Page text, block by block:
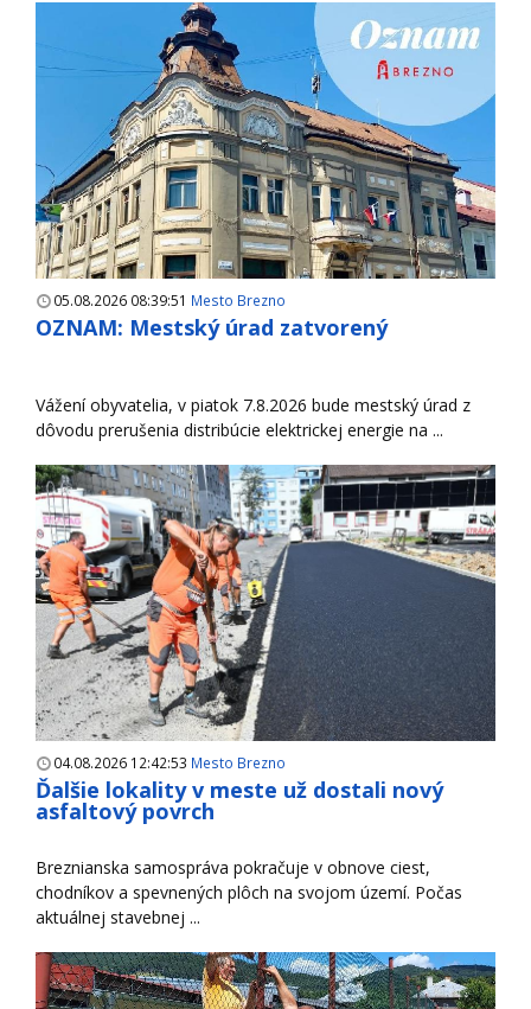
05.08.2026 08:39:51 Mesto Brezno
OZNAM: Mestský úrad zatvorený
Vážení obyvatelia, v piatok 7.8.2026 bude mestský úrad z
dôvodu prerušenia distribúcie elektrickej energie na ...
04.08.2026 12:42:53 Mesto Brezno
Ďalšie lokality v meste už dostali nový
asfaltový povrch
Breznianska samospráva pokračuje v obnove ciest,
chodníkov a spevnených plôch na svojom území. Počas
aktuálnej stavebnej ...